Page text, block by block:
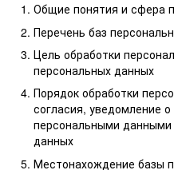
Общие понятия и сфера
Перечень баз
Цель обработки
персональных данных
Порядок обработки
согласия, уведомление
персональными
данных
Местонахождение базы